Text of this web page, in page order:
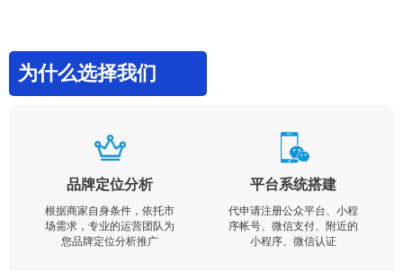
为什么选择我们
品牌定位分析
根据商家自身条件，依托市
场需求，专业的运营团队为
您品牌定位分析推广
平台系统搭建
代申请注册公众平台、小程
序帐号、微信支付、附近的
小程序、微信认证